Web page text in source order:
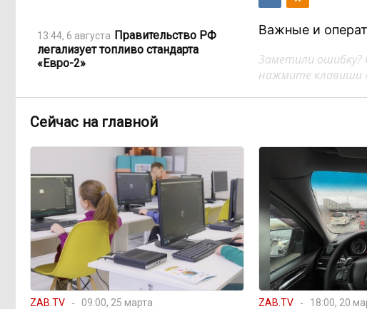
13:44, 6 августа Правительство РФ
легализует топливо стандарта
«Евро-2»
переживает туристический бум
«В большинстве
регионов индексация прошла с 1
января»: почему Забайкалье
задержало повышение зарплат
бюджетникам
10:16, 6 августа
В Каларском
округе подрядчик и чиновник
попали под уголовные дела
Важные и
Заметили
нажмите клавиши
Сейчас на главной
ZAB.TV 09:00, 25 марта ZAB.TV 18:00, 20